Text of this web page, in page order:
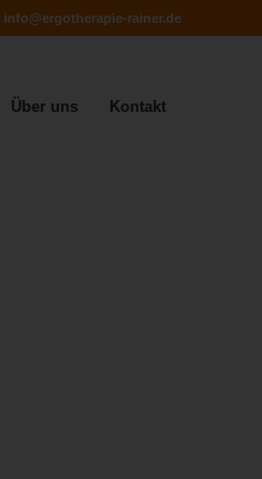
info@ergotherapie-rainer.de
Über uns Kontakt